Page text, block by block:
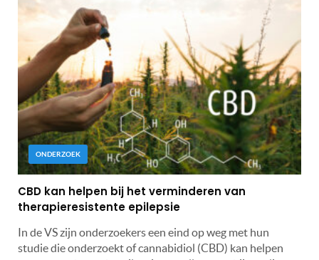
ONDERZOEK
CBD kan helpen bij het verminderen van
therapieresistente epilepsie
In de VS zijn onderzoekers een eind op weg met hun
studie die onderzoekt of cannabidiol (CBD) kan helpen